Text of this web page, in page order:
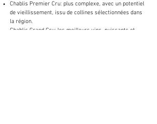
Chablis Premier Cru: plus complexe, avec un potentiel
de vieillissement, issu de collines sélectionnées dans
la région.
Chablis Grand Cru: les meilleurs vins, puissants et